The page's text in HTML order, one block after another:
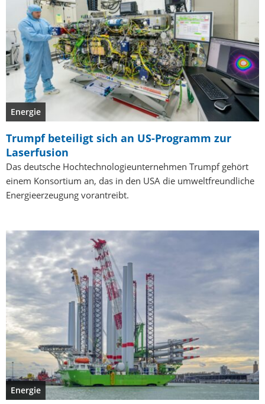
Energie
Trumpf beteiligt sich an US-Programm zur
Laserfusion
Das deutsche Hochtechnologieunternehmen Trumpf gehört
einem Konsortium an, das in den USA die umweltfreundliche
Energieerzeugung vorantreibt.
Energie